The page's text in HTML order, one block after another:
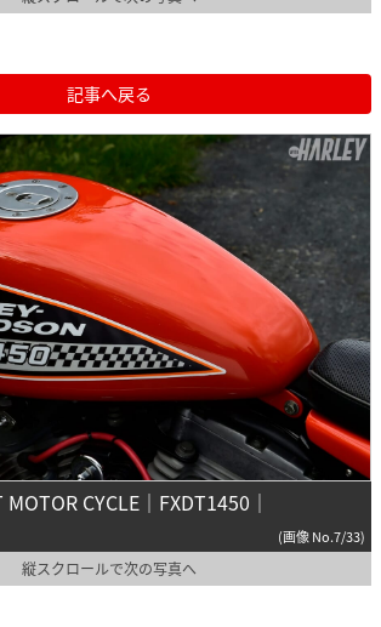
記事へ戻る
CYCLE｜FXDT1450｜
(画像 No.7/33)
縦スクロールで次の写真へ